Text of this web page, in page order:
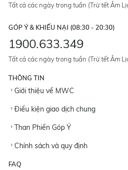
Tất cả các ngày trong tuần (Trừ tết Âm
GÓP Ý & KHIẾU NẠI (08:30 - 20:30)
1900.633.349
Tất cả các ngày trong tuần (Trừ tết Âm
THÔNG TIN
Giới thiệu về MWC
Điều kiện giao dịch chung
Than Phiền Góp Ý
Chính sách và quy định
FAQ